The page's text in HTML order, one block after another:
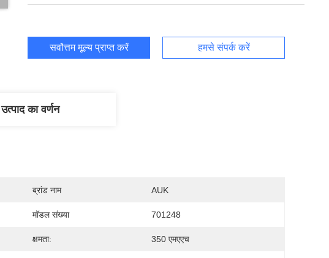
सर्वोत्तम मूल्य प्राप्त करें हमसे संपर्क करें
उत्पाद का वर्णन
ब्रांड नाम AUK
मॉडल संख्या 701248
क्षमता: 350 एमएएच